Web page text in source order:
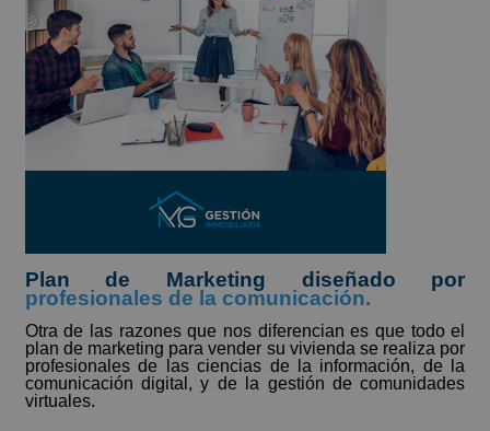
Plan de Marketing diseñado por
profesionales de la comunicación.
Otra de las razones que nos diferencian es que todo el
plan de marketing para vender su vivienda se realiza por
profesionales de las ciencias de la información, de la
comunicación digital, y de la gestión de comunidades
virtuales.